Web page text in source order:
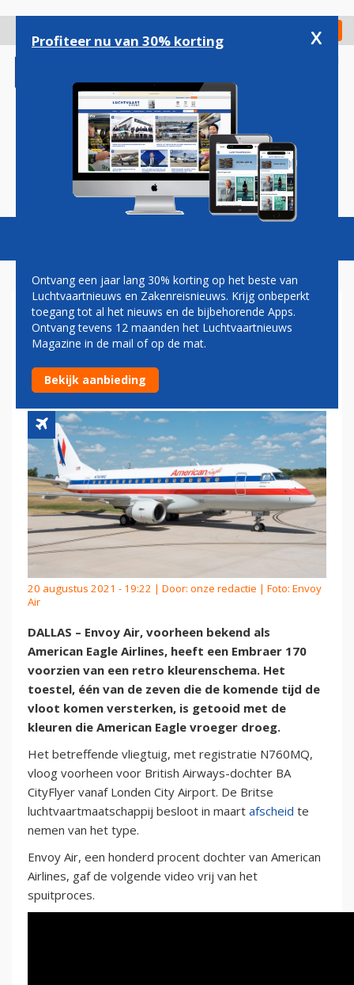
gaan
Check in
Magazine Podcasts Vacatures
ENVOY AIR VOORZIET
EMBRAER 170 VAN RETRO
KLEURENSCHEMA
20 augustus 2021 - 19:22 | Door: onze redactie | Foto: Envoy
Air
DALLAS – Envoy Air, voorheen bekend als
American Eagle Airlines, heeft een Embraer 170
voorzien van een retro kleurenschema. Het
toestel, één van de zeven die de komende tijd de
vloot komen versterken, is getooid met de
kleuren die American Eagle vroeger droeg.
Het betreffende vliegtuig, met registratie N760MQ,
vloog voorheen voor British Airways-dochter BA
CityFlyer vanaf Londen City Airport. De Britse
luchtvaartmaatschappij besloot in maart afscheid te
nemen van het type.
Envoy Air, een honderd procent dochter van American
Airlines, gaf de volgende video vrij van het
spuitproces.
Profiteer nu van 30% korting x
Ontvang een jaar lang 30% korting op het beste van
Luchtvaartnieuws en Zakenreisnieuws. Krijg onbeperkt
toegang tot al het nieuws en de bijbehorende Apps.
Ontvang tevens 12 maanden het Luchtvaartnieuws
Magazine in de mail of op de mat.
Bekijk aanbieding